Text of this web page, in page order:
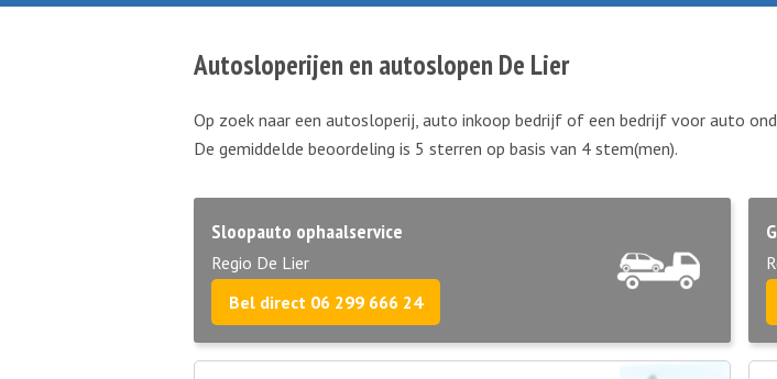
Autosloperijen en autoslopen De Lier
Op zoek naar een autosloperij, auto inkoop bedrijf of een bedrijf voor auto
De gemiddelde beoordeling is 5 sterren op basis van 4 stem(men).
Sloopauto ophaalservice
Regio De Lier
Bel direct 06 299 666 24